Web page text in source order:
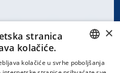
CROATIAN
×
stranica
kolačiće.
kolačiće u svrhe poboljšanja